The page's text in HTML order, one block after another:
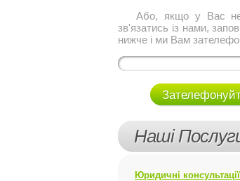
Або, якщо у Вас
зв'язатись із нами,
нижче і ми Вам
Наші
Юридичні консультації